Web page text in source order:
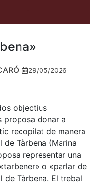
29/05/2026
objectius
proposa donar a
recopilat de manera
Tàrbena (Marina
representar una
o «parlar de
de Tàrbena. El treball